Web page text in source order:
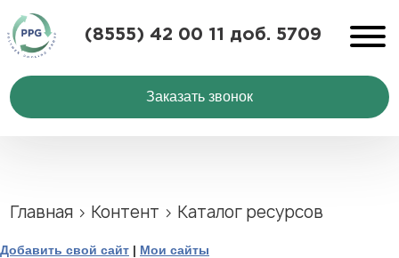
Услуги
Продукция
О нас
(8555) 42 00 11 доб. 5709
Заказать звонок
Главная › Контент › Каталог ресурсов
Добавить свой сайт | Мои сайты